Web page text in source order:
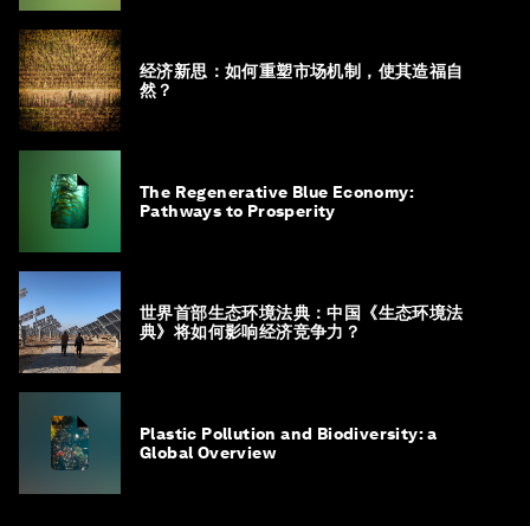
经济新思：如何重塑市场机制，使其造福自
然？
The Regenerative Blue Economy:
Pathways to Prosperity
世界首部生态环境法典：中国《生态环境法
典》将如何影响经济竞争力？
Plastic Pollution and Biodiversity: a
Global Overview